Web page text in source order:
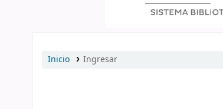
Inicio Ingresar